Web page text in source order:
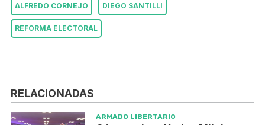
ALFREDO CORNEJO DIEGO SANTILLI
REFORMA ELECTORAL
RELACIONADAS
ARMADO LIBERTARIO